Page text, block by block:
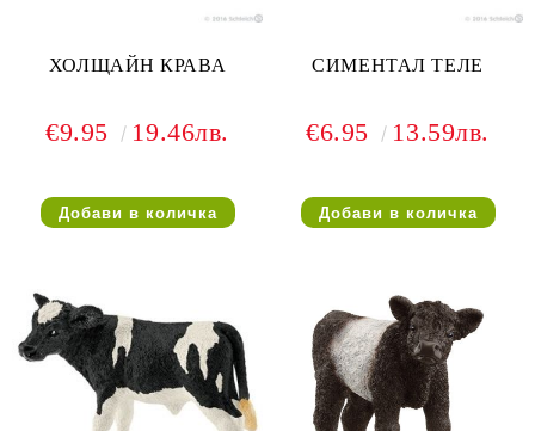
ХОЛЩАЙН КРАВА
€9.95 19.46лв.
СИМЕНТАЛ ТЕЛЕ
€6.95 13.59лв.